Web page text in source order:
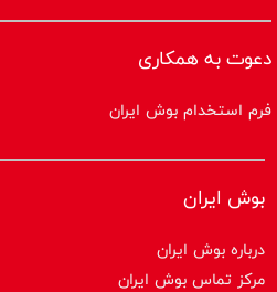
دعوت به همکاری
فرم استخدام بوش ایران
بوش ایران
درباره بوش ایران
مرکز تماس بوش ایران